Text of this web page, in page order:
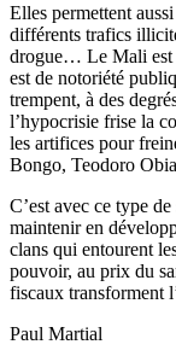
Elles permettent
différents trafics
drogue… Le Mali est
est de notoriété
trempent, à des
l’hypocrisie frise la
les artifices pour
Bongo, Teodoro
C’est avec ce type
maintenir en
clans qui entourent
pouvoir, au prix du
fiscaux transforment
Paul Martial